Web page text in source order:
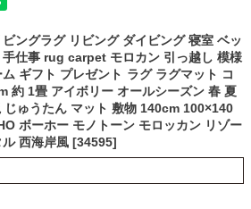
ングラグ リビング ダイビング 寝室 ベッ
仕事 rug carpet モロカン 引っ越し 模様
ギフト プレゼント ラグ ラグマット コ
約 1畳 アイボリー オールシーズン 春 夏
ゅうたん マット 敷物 140cm 100×140
ボーホー モノトーン モロッカン リゾー
ル 西海岸風 [34595]